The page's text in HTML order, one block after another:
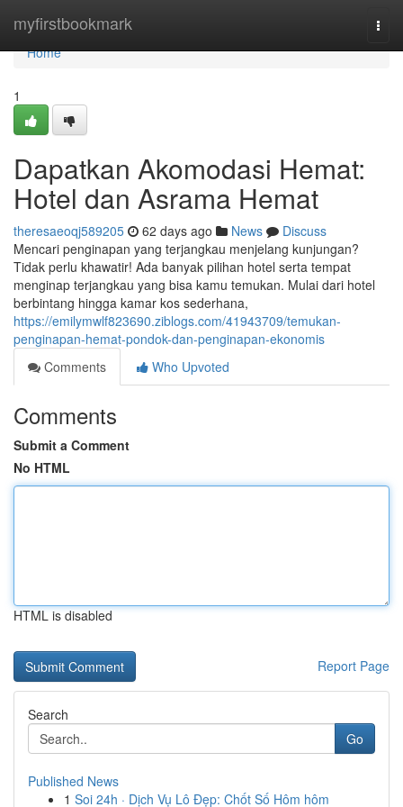
myfirstbookmark
Home
Home
1
Dapatkan Akomodasi Hemat:
Hotel dan Asrama Hemat
theresaeoqj589205 62 days ago News
Discuss
Mencari penginapan yang terjangkau menjelang kunjungan?
Tidak perlu khawatir! Ada banyak pilihan hotel serta tempat
menginap terjangkau yang bisa kamu temukan. Mulai dari hotel
berbintang hingga kamar kos sederhana,
https://emilymwlf823690.ziblogs.com/41943709/temukan-
penginapan-hemat-pondok-dan-penginapan-ekonomis
Comments
Who Upvoted
Comments
Submit a Comment
No HTML
HTML is disabled
Report Page
Search
Go
Published News
1 Soi 24h · Dịch Vụ Lô Đẹp: Chốt Số Hôm hôm